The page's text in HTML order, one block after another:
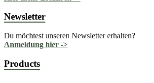
Newsletter
Du möchtest unseren Newsletter erhalten?
Anmeldung hier ->
Products